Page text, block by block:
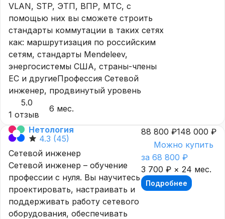
VLAN, STP, ЭТП, ВПР, МТС, с
помощью них вы сможете строить
стандарты коммутации в таких сетях
как: маршрутизация по российским
сетям, стандарты Mendeleev,
энергосистемы США, страны-члены
ЕС и другиеПрофессия Сетевой
инженер, продвинутый уровень
5.0
1 отзыв
6 мес.
Нетология
4.3 (45)
Сетевой инженер
Сетевой инженер – обучение
профессии с нуля. Вы научитесь
проектировать, настраивать и
поддерживать работу сетевого
оборудования, обеспечивать
88 800 ₽148 000 ₽
Можно купить
за 68 800 ₽
3 700 ₽ × 24 мес.
Подробнее